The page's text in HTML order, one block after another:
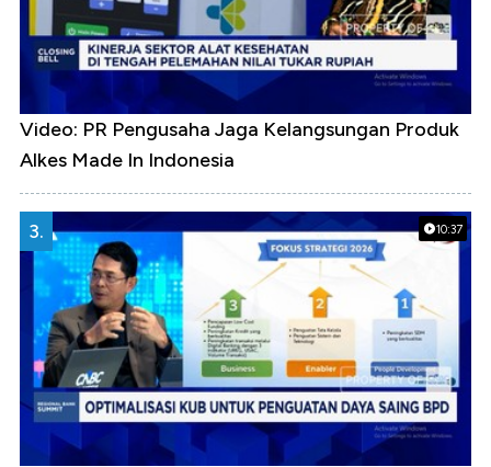
Video: PR Pengusaha Jaga Kelangsungan Produk
Alkes Made In Indonesia
10:37
3.